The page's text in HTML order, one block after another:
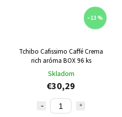
–13 %
Tchibo Cafissimo Caffé Crema
rich aróma BOX 96 ks
Skladom
€30,29